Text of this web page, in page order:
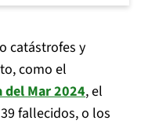
catástrofes y
como el
del Mar 2024, el
fallecidos, o los